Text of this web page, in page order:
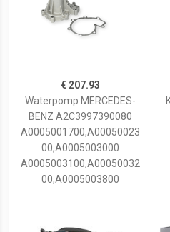
€ 207.93
Waterpomp MERCEDES-
BENZ A2C3997390080
A0005001700,A00050023
00,A0005003000
A0005003100,A00050032
00,A0005003800